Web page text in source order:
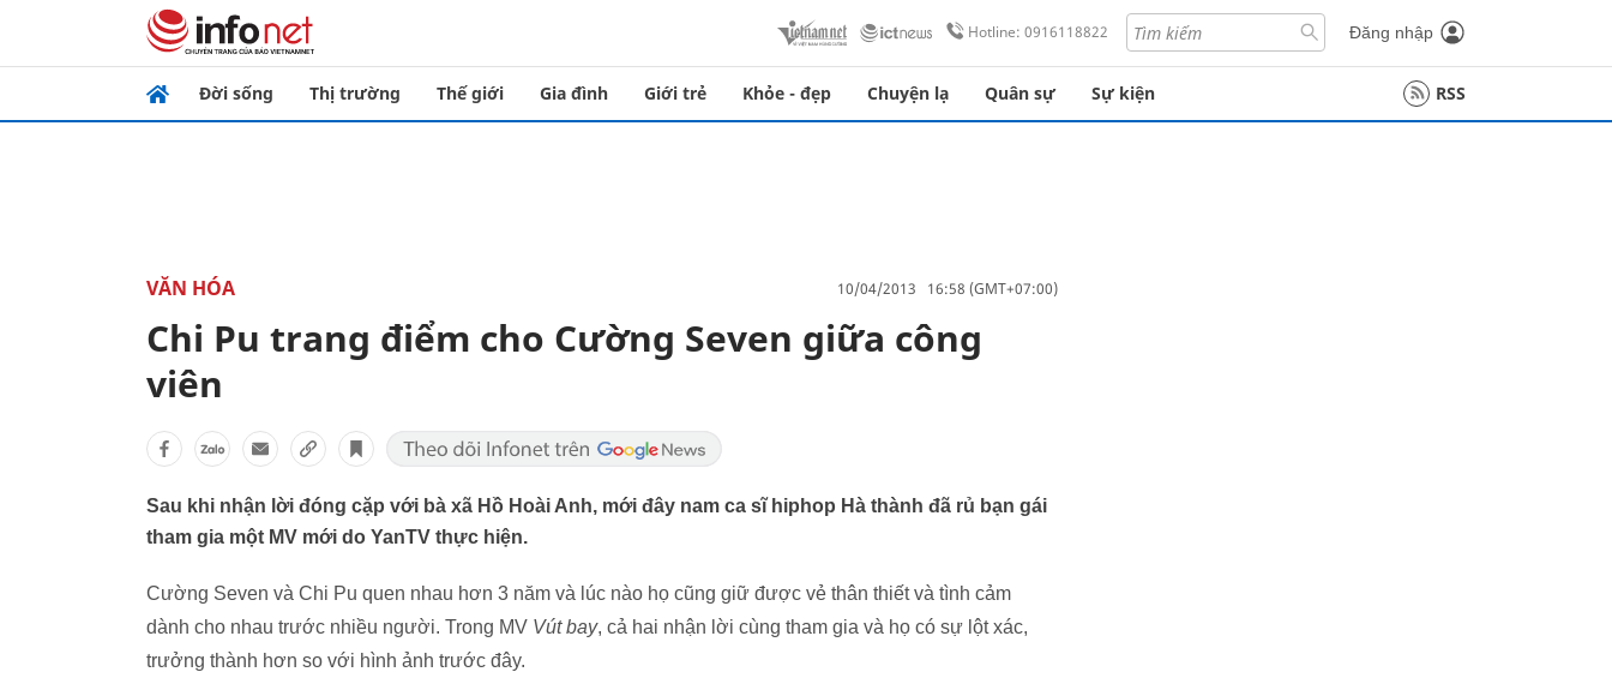
Hotline: 0916118822 Đăng nhập
Đời sống Thị trường Thế giới Gia đình Giới trẻ Khỏe - đẹp Chuyện lạ Quân sự Sự kiện RSS
VĂN HÓA 10/04/2013 16:58 (GMT+07:00)
Chi Pu trang điểm cho Cường Seven giữa công
viên
Sau khi nhận lời đóng cặp với bà xã Hồ Hoài Anh, mới đây nam ca sĩ hiphop Hà thành đã rủ bạn gái
tham gia một MV mới do YanTV thực hiện.
Cường Seven và Chi Pu quen nhau hơn 3 năm và lúc nào họ cũng giữ được vẻ thân thiết và tình cảm
dành cho nhau trước nhiều người. Trong MV Vút bay, cả hai nhận lời cùng tham gia và họ có sự lột xác,
trưởng thành hơn so với hình ảnh trước đây.